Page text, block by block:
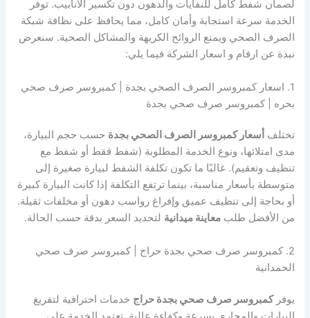
لضمان شفط كامل للنفايات والدهون دون تكسير الأنابيب. توفر
الخدمة سرعة استجابة وأمان كامل، مما يحافظ على نظافة شبكة
الصرف الصحي ويمنع الروائح الكريهة والمشاكل الصحية. سنعرض
نبذة عن ارقام و اسعار الشركة فيما يلي:
1. اسعار كمبروسر الصرف الصحي بجدة | كمبروسر صرف صحي
بحره | كمبروسر صرف صحي بجدة
تختلف أسعار كمبروسر الصرف الصحي بجدة حسب حجم البيارة،
مدى امتلائها، ونوع الخدمة المطلوبة (شفط فقط أو شفط مع
تنظيف وتعقيم). غالبًا ما تكون تكلفة الشفط لبيارة صغيرة إلى
متوسطة بأسعار مناسبة، بينما ترتفع التكلفة إذا كانت البيارة كبيرة
أو بحاجة إلى تنظيف عميق وإفراغ رواسب دهون أو مخلفات ثقيلة.
من الأفضل طلبمعاينة ميدانية لتحديد السعر بدقة حسب الحالة.
2. كمبروسر صرف صحي بجدة حراج | كمبروسر صرف صحي
الحمدانية
يوفركمبروسر صرف صحي بجدة حراج خدمات احترافية لتفريغ